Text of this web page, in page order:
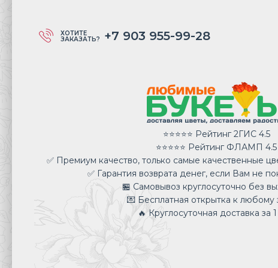
ХОТИТЕ
ЗАКАЗАТЬ? +7 903 955-99-28
⭐⭐⭐⭐⭐ Рейтинг 2ГИС 4.5
⭐⭐⭐⭐⭐ Рейтинг ФЛАМП 4.5
✅ Премиум качество, только самые качественные
✅ Гарантия возврата денег, если Вам не
🏪 Самовывоз круглосуточно без
💌 Бесплатная открытка к любому
🔥 Круглосуточная доставка за 1